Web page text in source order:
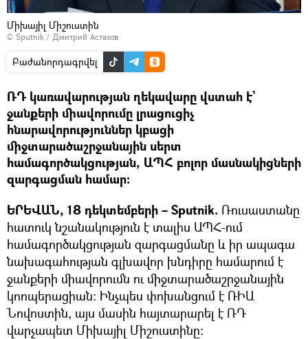
Միխայիլ Միշուստին
© Sputnik / Дмитрий Астахов
Բաժանորդագրվել
ՌԴ կառավարության ղեկավարը վստահ է`
ջանքերի միավորումը լրացուցիչ
հնարավորություններ կբացի
միջտարածաշրջանային սերտ
համագործակցության, ԱՊՀ բոլոր մասնակիցների
զարգացման համար։
ԵՐԵՎԱՆ, 18 դեկտեմբերի – Sputnik. Ռուսաստանը
հատուկ նշանակություն է տալիս ԱՊՀ-ում
համագործակցության զարգացմանը և իր ապագա
նախագահության գլխավոր խնդիրը համարում է
ջանքերի միավորումն ու միջտարածաշրջանային
կոոպերացիան: Ինչպես փոխանցում է ՌԻԱ
Նովոստին, այս մասին հայտարարել է ՌԴ
վարչապետ Միխայիլ Միշուստինը։